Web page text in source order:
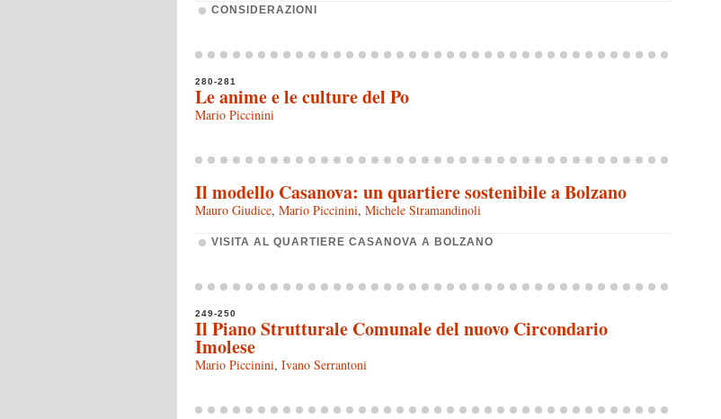
CONSIDERAZIONI
280-281
Le anime e le culture del Po
Mario Piccinini
Il modello Casanova: un quartiere sostenibile a Bolzano
Mauro Giudice, Mario Piccinini, Michele Stramandinoli
VISITA AL QUARTIERE CASANOVA A BOLZANO
249-250
Il Piano Strutturale Comunale del nuovo Circondario
Imolese
Mario Piccinini, Ivano Serrantoni